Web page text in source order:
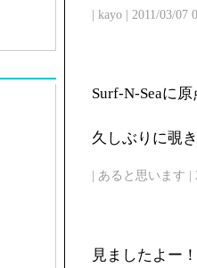
| kayo | 2011/03/07
Surf-N-Seaに
久しぶりに覗
| あると思います |
見ましたよー！